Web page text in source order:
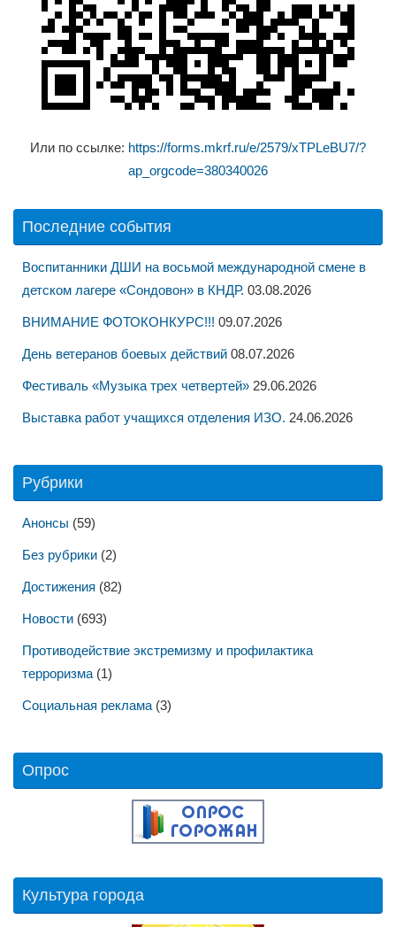
Или по ссылке: https://forms.mkrf.ru/e/2579/xTPLeBU7/?
ap_orgcode=380340026
Последние события
Воспитанники ДШИ на восьмой международной смене в
детском лагере «Сондовон» в КНДР. 03.08.2026
ВНИМАНИЕ ФОТОКОНКУРС!!! 09.07.2026
День ветеранов боевых действий 08.07.2026
Фестиваль «Музыка трех четвертей» 29.06.2026
Выставка работ учащихся отделения ИЗО. 24.06.2026
Рубрики
Анонсы (59)
Без рубрики (2)
Достижения (82)
Новости (693)
Противодействие экстремизму и профилактика
терроризма (1)
Социальная реклама (3)
Опрос
Культура города